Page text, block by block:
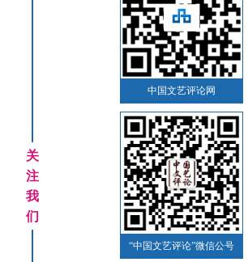
关
注
我
们
中国文艺评论网
“中国文艺评论”微信公号